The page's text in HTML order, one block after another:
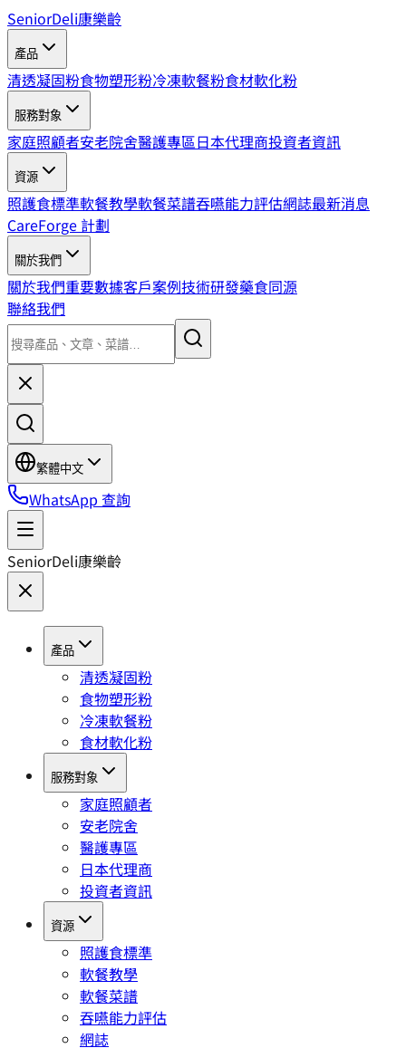
SeniorDeli康樂齡
產品
清透凝固粉食物塑形粉冷凍軟餐粉食材軟化粉
服務對象
家庭照顧者安老院舍醫護專區日本代理商投資者資訊
資源
照護食標準軟餐教學軟餐菜譜吞嚥能力評估網誌最新消息
CareForge 計劃
關於我們
關於我們重要數據客戶案例技術研發藥食同源
聯絡我們
繁體中文
WhatsApp 查詢
SeniorDeli康樂齡
產品
清透凝固粉
食物塑形粉
冷凍軟餐粉
食材軟化粉
服務對象
家庭照顧者
安老院舍
醫護專區
日本代理商
投資者資訊
資源
照護食標準
軟餐教學
軟餐菜譜
吞嚥能力評估
網誌